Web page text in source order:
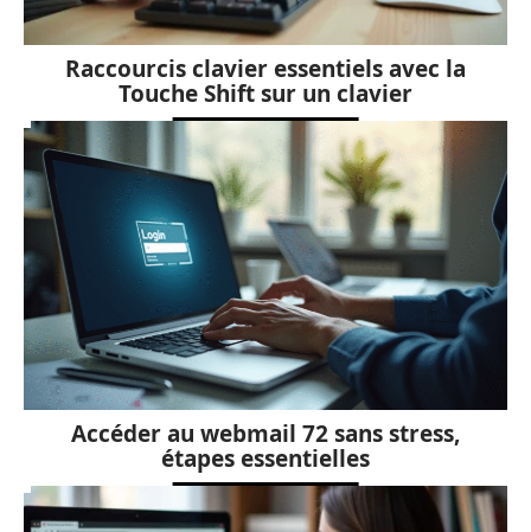
Raccourcis clavier essentiels avec la
Touche Shift sur un clavier
Accéder au webmail 72 sans stress,
étapes essentielles